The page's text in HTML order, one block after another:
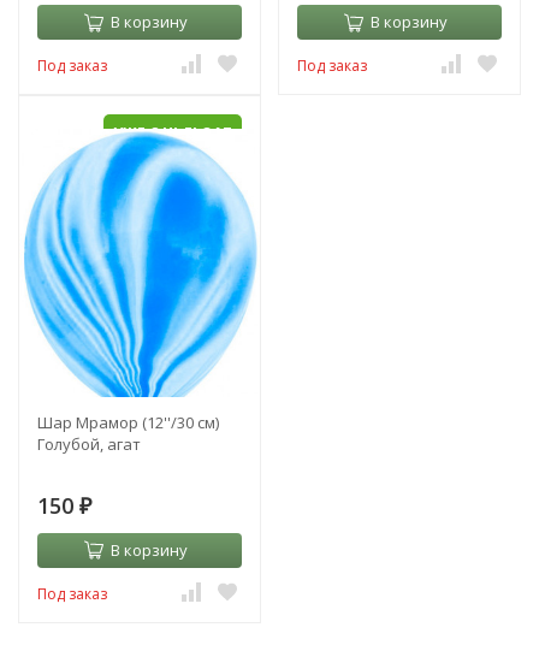
В корзину
Под заказ
В корзину
Под заказ
УЖЕ С HI-FLOAT
Шар Мрамор (12''/30 см)
Голубой, агат
150 ₽
В корзину
Под заказ